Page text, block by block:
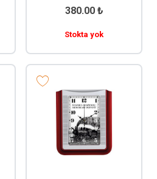
380.00 ₺
Stokta yok